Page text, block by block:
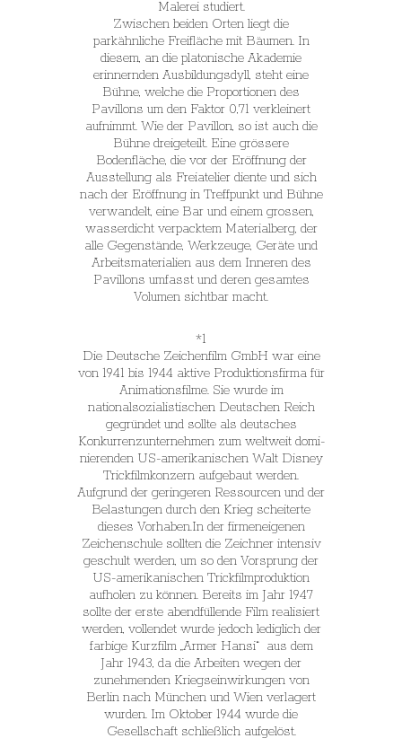
Malerei studiert.
Zwischen beiden Orten liegt die
parkähnliche Freifläche mit Bäumen. In
diesem, an die platonische Akademie
erinnernden Ausbildungsdyll, steht eine
Bühne, welche die Proportionen des
Pavillons um den Faktor 0,71 verkleinert
aufnimmt. Wie der Pavillon, so ist auch die
Bühne dreigeteilt. Eine grössere
Bodenfläche, die vor der Eröffnung der
Ausstellung als Freiatelier diente und sich
nach der Eröffnung in Treffpunkt und Bühne
verwandelt, eine Bar und einem grossen,
wasserdicht verpacktem Materialberg, der
alle Gegenstände, Werkzeuge, Geräte und
Arbeitsmaterialien aus dem Inneren des
Pavillons umfasst und deren gesamtes
Volumen sichtbar macht.
*1
Die Deutsche Zeichenfilm GmbH war eine
von 1941 bis 1944 aktive Produktionsfirma für
Animationsfilme. Sie wurde im
nationalsozialistischen Deutschen Reich
gegründet und sollte als deutsches
Konkurrenzunternehmen zum weltweit domi-
nierenden US-amerikanischen Walt Disney
Trickfilmkonzern aufgebaut werden.
Aufgrund der geringeren Ressourcen und der
Belastungen durch den Krieg scheiterte
dieses Vorhaben.In der firmeneigenen
Zeichenschule sollten die Zeichner intensiv
geschult werden, um so den Vorsprung der
US-amerikanischen Trickfilmproduktion
aufholen zu können. Bereits im Jahr 1947
sollte der erste abendfüllende Film realisiert
werden, vollendet wurde jedoch lediglich der
farbige Kurzfilm „Armer Hansi“aus dem
Jahr 1943, da die Arbeiten wegen der
zunehmenden Kriegseinwirkungen von
Berlin nach München und Wien verlagert
wurden. Im Oktober 1944 wurde die
Gesellschaft schließlich aufgelöst.